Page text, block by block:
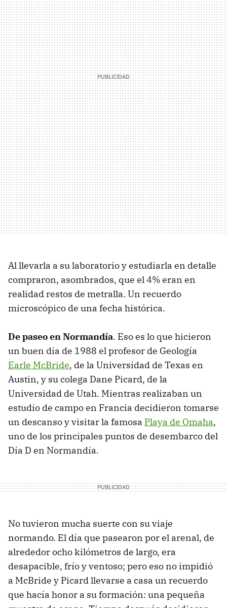
Al llevarla a su laboratorio y estudiarla en detalle
compraron, asombrados, que el 4% eran en
realidad restos de metralla. Un recuerdo
microscópico de una fecha histórica.
De paseo en Normandía. Eso es lo que hicieron
un buen día de 1988 el profesor de Geología
Earle McBride, de la Universidad de Texas en
Austin, y su colega Dane Picard, de la
Universidad de Utah. Mientras realizaban un
estudio de campo en Francia decidieron tomarse
un descanso y visitar la famosa Playa de Omaha,
uno de los principales puntos de desembarco del
Día D en Normandía.
No tuvieron mucha suerte con su viaje
normando. El día que pasearon por el arenal, de
alrededor ocho kilómetros de largo, era
desapacible, frío y ventoso; pero eso no impidió
a McBride y Picard llevarse a casa un recuerdo
que hacía honor a su formación: una pequeña